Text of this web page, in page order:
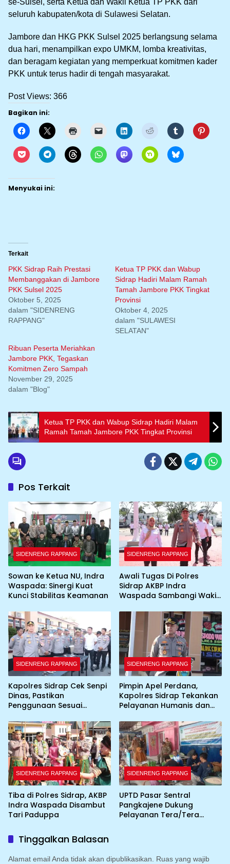
se-Sulsel, serta Ketua dan Wakil Ketua TP PKK dari
seluruh kabupaten/kota di Sulawesi Selatan.
Jambore dan HKG PKK Sulsel 2025 berlangsung selama
dua hari, menampilkan expo UMKM, lomba kreativitas,
dan beragam kegiatan yang memperkuat komitmen kader
PKK untuk terus hadir di tengah masyarakat.
Post Views: 366
Bagikan ini:
Menyukai ini:
Terkait
PKK Sidrap Raih Prestasi
Membanggakan di Jambore
PKK Sulsel 2025
Oktober 5, 2025
dalam "SIDENRENG
RAPPANG"
Ketua TP PKK dan Wabup
Sidrap Hadiri Malam Ramah
Tamah Jambore PKK Tingkat
Provinsi
Oktober 4, 2025
dalam "SULAWESI
SELATAN"
Ribuan Peserta Meriahkan
Jambore PKK, Tegaskan
Komitmen Zero Sampah
November 29, 2025
dalam "Blog"
Ketua TP PKK dan Wabup Sidrap Hadiri Malam
Ramah Tamah Jambore PKK Tingkat Provinsi
Pos Terkait
SIDENRENG RAPPANG
Sowan ke Ketua NU, Indra
Waspada: Sinergi Kuat
Kunci Stabilitas Keamanan
SIDENRENG RAPPANG
Awali Tugas Di Polres
Sidrap AKBP Indra
Waspada Sambangi Wakil
SIDENRENG RAPPANG
Kapolres Sidrap Cek Senpi
Dinas, Pastikan
Penggunaan Sesuai
SIDENRENG RAPPANG
Pimpin Apel Perdana,
Kapolres Sidrap Tekankan
Pelayanan Humanis dan
SIDENRENG RAPPANG
Tiba di Polres Sidrap, AKBP
Indra Waspada Disambut
Tari Paduppa
SIDENRENG RAPPANG
UPTD Pasar Sentral
Pangkajene Dukung
Pelayanan Tera/Tera
Tinggalkan Balasan
Alamat email Anda tidak akan dipublikasikan. Ruas yang wajib